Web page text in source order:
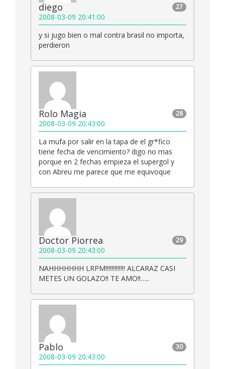
27
diego
2008-03-09 20:41:00
y si jugo bien o mal contra brasil no importa,
perdieron
28
Rolo Magia
2008-03-09 20:43:00
La mufa por salir en la tapa de el gr*fico
tiene fecha de vencimiento? digo no mas
porque en 2 fechas empieza el supergol y
con Abreu me parece que me equivoque
29
Doctor Piorrea
2008-03-09 20:43:00
NAHHHHHHH LRPM!!!!!!!!!!!!! ALCARAZ CASI
METES UN GOLAZO!! TE AMO!!…..
30
Pablo
2008-03-09 20:43:00